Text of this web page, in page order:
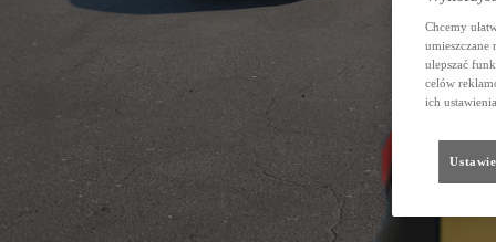
Chcemy
ulepszać
celów
ich